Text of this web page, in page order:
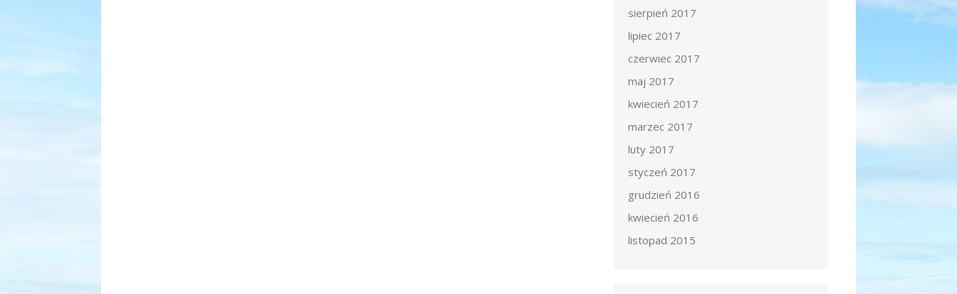
sierpień 2017
lipiec 2017
czerwiec 2017
maj 2017
kwiecień 2017
marzec 2017
luty 2017
styczeń 2017
grudzień 2016
kwiecień 2016
listopad 2015